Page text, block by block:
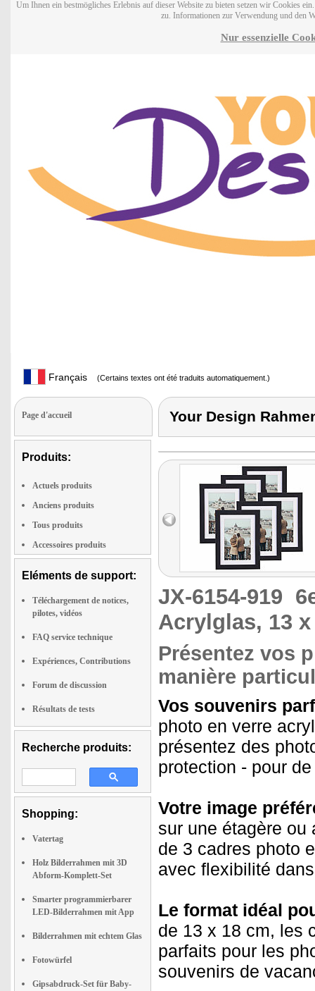
Um Ihnen ein bestmögliches Erlebnis auf dieser Website zu bieten setzen wir Cookies
zu. Informationen zur Verwendung und den
Nur essenzielle
Français (Certains textes ont été traduits automatiquement.)
Page d'accueil
Produits:
Actuels produits
Anciens produits
Tous produits
Accessoires produits
Eléments de support:
Téléchargement de notices,
pilotes, vidéos
FAQ service technique
Expériences, Contributions
Forum de discussion
Résultats de tests
Recherche produits:
Shopping:
Vatertag
Holz Bilderrahmen mit 3D
Abform-Komplett-Set
Smarter programmierbarer
LED-Bilderrahmen mit App
Bilderrahmen mit echtem Glas
Fotowürfel
Gipsabdruck-Set für Baby-
Your Design
JX-6154-919
Acrylglas, 13
Présentez vos
manière
Vos souvenirs
photo en verre
présentez des
protection - pour
Votre image
sur une étagère ou
de 3 cadres photo
avec flexibilité
Le format idéal
de 13 x 18 cm, les
parfaits pour les
souvenirs de